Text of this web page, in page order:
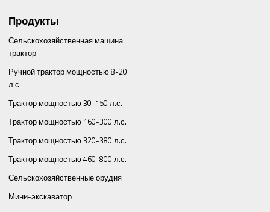
Продукты
Сельскохозяйственная машина
трактор
Ручной трактор мощностью 8-20
л.с.
Трактор мощностью 30-150 л.с.
Трактор мощностью 160-300 л.с.
Трактор мощностью 320-380 л.с.
Трактор мощностью 460-800 л.с.
Сельскохозяйственные орудия
Мини-экскаватор